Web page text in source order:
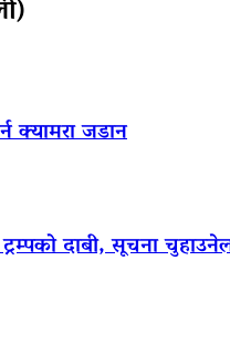
क्यामरा जडान
दाबी, सूचना